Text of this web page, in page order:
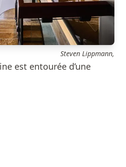
Steven Lippmann,
est entourée d’une